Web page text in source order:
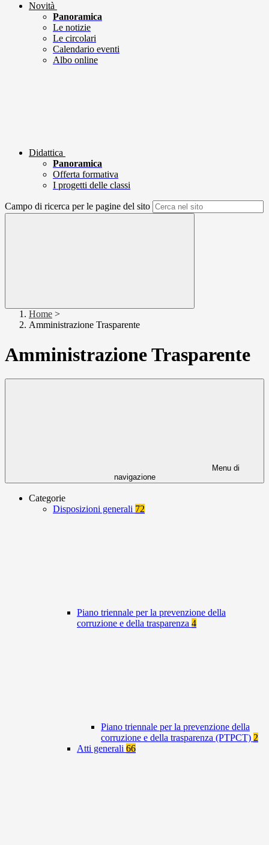
Novità
Panoramica
Le notizie
Le circolari
Calendario eventi
Albo online
Didattica
Panoramica
Offerta formativa
I progetti delle classi
Campo di ricerca per le pagine del sito
Home >
Amministrazione Trasparente
Amministrazione Trasparente
Menu di
navigazione
Categorie
Disposizioni generali 72
Piano triennale per la prevenzione della
corruzione e della trasparenza 4
Piano triennale per la prevenzione della
corruzione e della trasparenza (PTPCT) 2
Atti generali 66